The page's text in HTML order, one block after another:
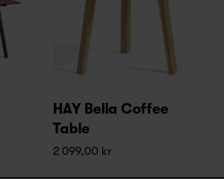
HAY Bella Coffee
Table
2 099,00 kr